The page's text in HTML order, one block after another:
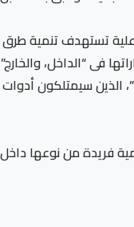
تستهدف تنمية طرق
فى “الداخل،
سيمتلكون أدوات
فريدة من نوعها